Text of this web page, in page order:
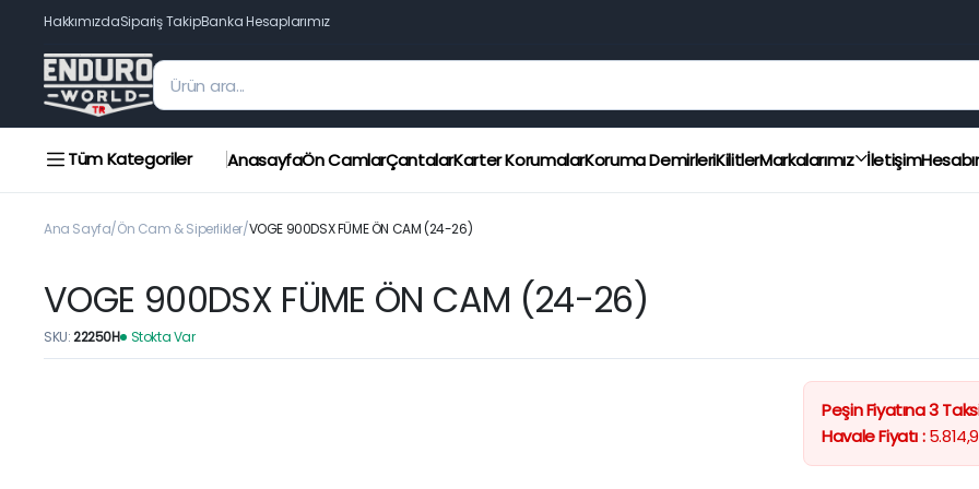
HakkımızdaSipariş TakipBanka Hesaplarımız
Tüm Kategoriler AnasayfaÖn CamlarÇantalarKarter KorumalarKoruma DemirleriKilitlerMarkalarımız İletişim
Ana Sayfa Ön Cam & Siperlikler VOGE 900DSX FÜME ÖN CAM (24-26)
VOGE 900DSX FÜME ÖN CAM (24-26)
SKU:22250H Stokta Var
Peşin Fiyatına 3
Havale Fiyatı :